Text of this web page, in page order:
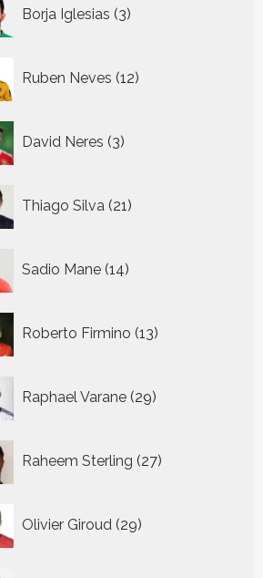
Borja Iglesias 3
producten
Ruben Neves 12
producten
David Neres 3
producten
Thiago Silva 21
producten
Sadio Mane 14
producten
Roberto Firmino 13
producten
Raphael Varane 29
producten
Raheem Sterling 27
producten
Olivier Giroud 29
producten